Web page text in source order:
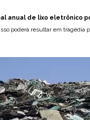
anual de lixo eletrônico
poderá resultar em tragédia